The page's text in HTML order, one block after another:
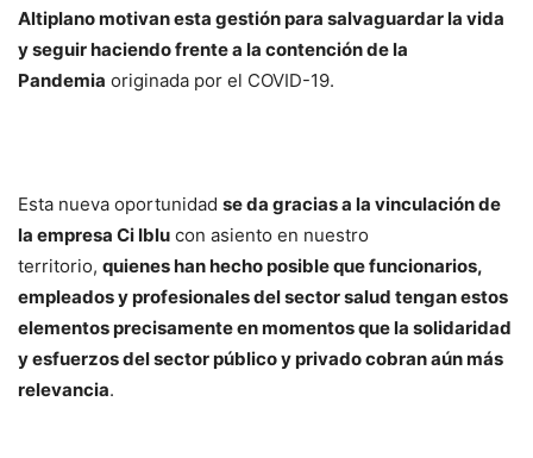
Altiplano motivan esta gestión para salvaguardar la vida
y seguir haciendo frente a la contención de la
Pandemia originada por el COVID-19.
Esta nueva oportunidad se da gracias a la vinculación de
la empresa Ci Iblu con asiento en nuestro
territorio, quienes han hecho posible que funcionarios,
empleados y profesionales del sector salud tengan estos
elementos precisamente en momentos que la solidaridad
y esfuerzos del sector público y privado cobran aún más
relevancia.